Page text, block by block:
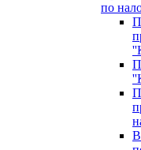
по